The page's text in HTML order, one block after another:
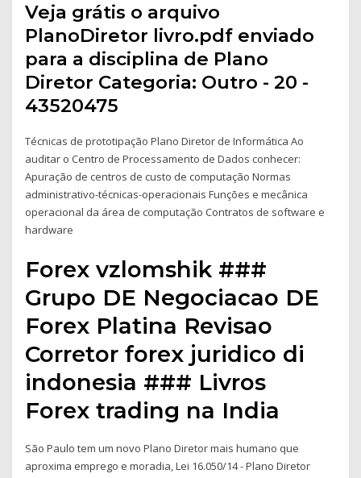
Veja grátis o arquivo
PlanoDiretor livro.pdf enviado
para a disciplina de Plano
Diretor Categoria: Outro - 20 -
43520475
Técnicas de prototipação Plano Diretor de Informática Ao
auditar o Centro de Processamento de Dados conhecer:
Apuração de centros de custo de computação Normas
administrativo-técnicas-operacionais Funções e mecânica
operacional da área de computação Contratos de software e
hardware
Forex vzlomshik ###
Grupo DE Negociacao DE
Forex Platina Revisao
Corretor forex juridico di
indonesia ### Livros
Forex trading na India
São Paulo tem um novo Plano Diretor mais humano que
aproxima emprego e moradia, Lei 16.050/14 - Plano Diretor